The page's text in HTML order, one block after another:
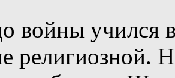
войны учился
религиозной.